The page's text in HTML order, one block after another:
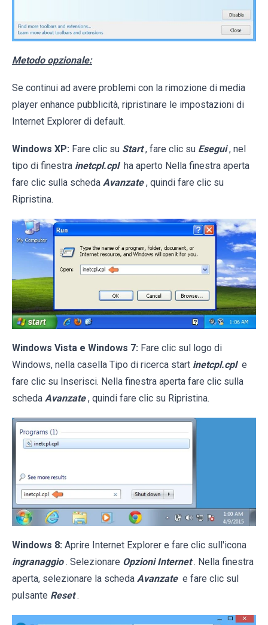
Metodo opzionale:
Se continui ad avere problemi con la rimozione di media
player enhance pubblicità, ripristinare le impostazioni di
Internet Explorer di default.
Windows XP: Fare clic su Start , fare clic su Esegui , nel
tipo di finestra inetcpl.cpl ha aperto Nella finestra aperta
fare clic sulla scheda Avanzate , quindi fare clic su
Ripristina.
Windows Vista e Windows 7: Fare clic sul logo di
Windows, nella casella Tipo di ricerca start inetcpl.cpl e
fare clic su Inserisci. Nella finestra aperta fare clic sulla
scheda Avanzate , quindi fare clic su Ripristina.
Windows 8: Aprire Internet Explorer e fare clic sull'icona
ingranaggio . Selezionare Opzioni Internet . Nella finestra
aperta, selezionare la scheda Avanzate e fare clic sul
pulsante Reset .